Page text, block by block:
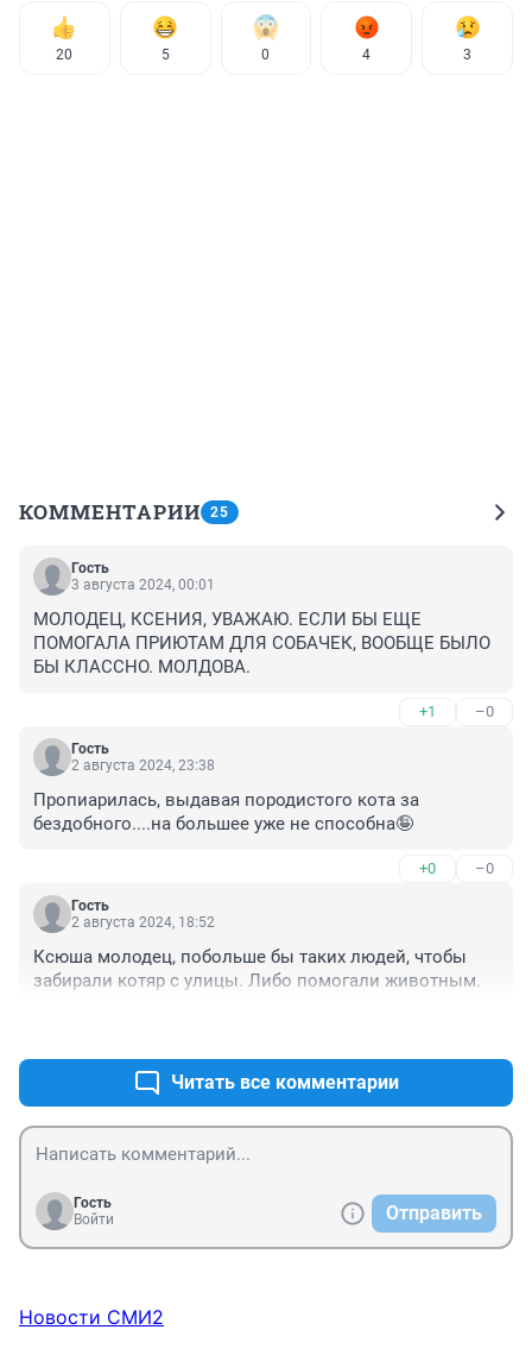
20 5 0 4 3
КОММЕНТАРИИ 25
Гость
3 августа 2024, 00:01
МОЛОДЕЦ, КСЕНИЯ, УВАЖАЮ. ЕСЛИ БЫ ЕЩЕ
ПОМОГАЛА ПРИЮТАМ ДЛЯ СОБАЧЕК, ВООБЩЕ БЫЛО
БЫ КЛАССНО. МОЛДОВА.
+1 –0
Гость
2 августа 2024, 23:38
Пропиарилась, выдавая породистого кота за
бездобного....на большее уже не способна🤪
+0 –0
Гость
2 августа 2024, 18:52
Ксюша молодец, побольше бы таких людей, чтобы
забирали котяр с улицы. Либо помогали животным.
Читать все комментарии
Гость
Войти
Отправить
Новости СМИ2